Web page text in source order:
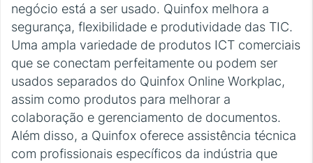
negócio está a ser usado. Quinfox melhora a
segurança, flexibilidade e produtividade das TIC.
Uma ampla variedade de produtos ICT comerciais
que se conectam perfeitamente ou podem ser
usados separados do Quinfox Online Workplac,
assim como produtos para melhorar a
colaboração e gerenciamento de documentos.
Além disso, a Quinfox oferece assistência técnica
com profissionais específicos da indústria que